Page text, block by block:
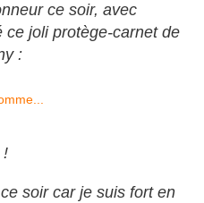
ce soir, avec
ce joli protège-carnet de
:
!
soir car je suis fort en